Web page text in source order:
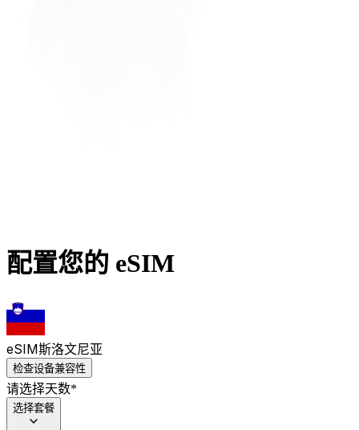
配置您的 eSIM
eSIM斯洛文尼亚
检查设备兼容性
请选择天数*
选择套餐